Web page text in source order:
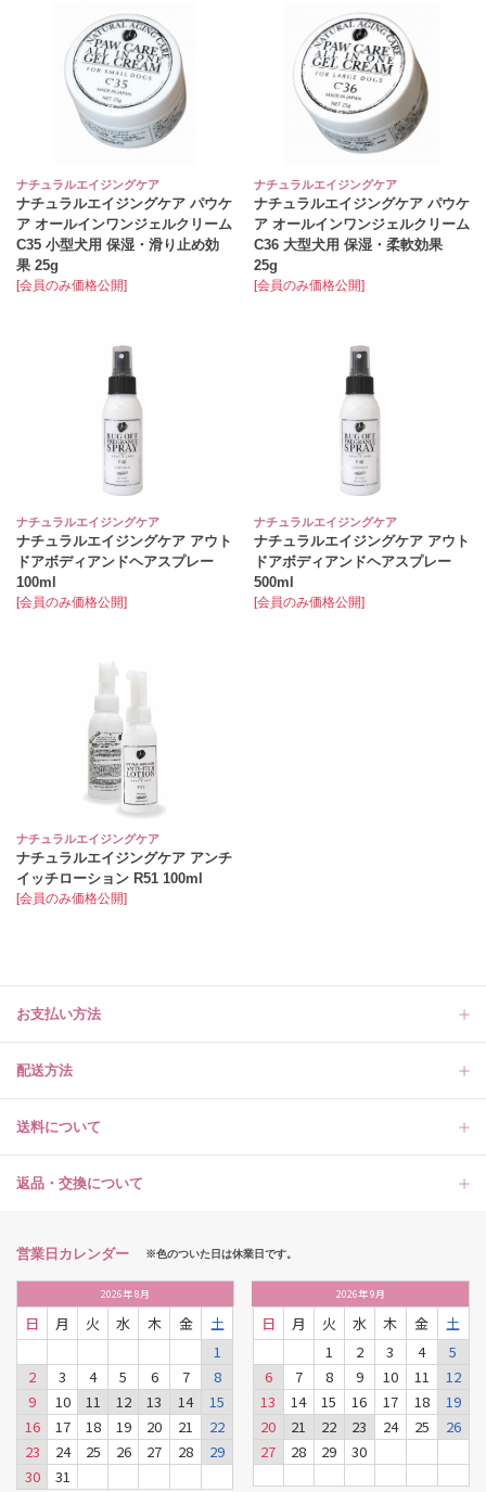
ナチュラルエイジングケア
ナチュラルエイジングケア パウケ
ア オールインワンジェルクリーム
C35 小型犬用 保湿・滑り止め効
果 25g
[会員のみ価格公開]
ナチュラルエイジングケア
ナチュラルエイジングケア パウケ
ア オールインワンジェルクリーム
C36 大型犬用 保湿・柔軟効果
25g
[会員のみ価格公開]
ナチュラルエイジングケア
ナチュラルエイジングケア アウト
ドアボディアンドヘアスプレー
100ml
[会員のみ価格公開]
ナチュラルエイジングケア
ナチュラルエイジングケア アウト
ドアボディアンドヘアスプレー
500ml
[会員のみ価格公開]
ナチュラルエイジングケア
ナチュラルエイジングケア アンチ
イッチローション R51 100ml
[会員のみ価格公開]
お支払い方法
配送方法
送料について
返品・交換について
営業日カレンダー ※色のついた日は休業日です。
2026年8月
日 月 火 水 木 金
土
1
2
3 4 5 6 7
8
9
10 11 12 13 14
15
16
17 18 19 20 21
22
23
24 25 26 27 28
29
30
31
2026年9月
日 月 火 水 木 金
土
1
2 3 4
5
6
7 8 9 10 11
12
13
14 15 16 17 18
19
20
21 22 23 24 25
26
27
28 29 30